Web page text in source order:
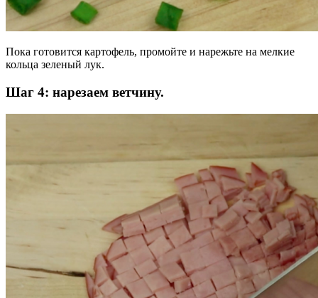
Пока готовится картофель, промойте и нарежьте на мелкие
кольца зеленый лук.
Шаг 4: нарезаем ветчину.